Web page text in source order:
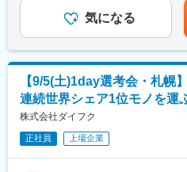
■業務詳細：
（1）札幌市交通局への定期訪
（4）受注後の納入管理
（5）車両改造、改修工事に関
（6）メーカー、社内技術部門
（7）契約手続き、各種書類作成
※担当エリアは札幌市内のみ
※営業車利用
※出張は年に1、2回ほど有り
（5時間程度）、賞与を含ん
実績5カ月支給…会社業績に連
定手当：給食手当9,300円（月
の金額であり、選考を通じて
額)は固定手当を含めた表記で
気になる
【9/5(土)1day選考会・札幌
連続世界シェア1位モノを運
株式会社ダイフク
正社員 上場企業